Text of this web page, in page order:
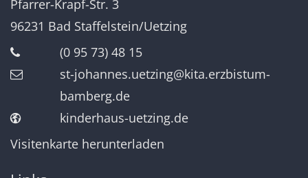
Pfarrer-Krapf-Str. 3
96231 Bad Staffelstein/Uetzing
(0 95 73) 48 15
st-johannes.uetzing@kita.erzbistum-
bamberg.de
kinderhaus-uetzing.de
Visitenkarte herunterladen